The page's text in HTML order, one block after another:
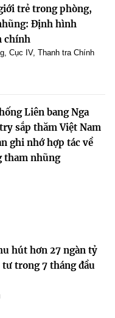
trẻ trong phòng,
Định hình
chính
Cục IV, Thanh tra Chính
Liên bang Nga
sắp thăm Việt Nam
ghi nhớ hợp tác về
tham nhũng
hút hơn 27 ngàn tỷ
tư trong 7 tháng đầu